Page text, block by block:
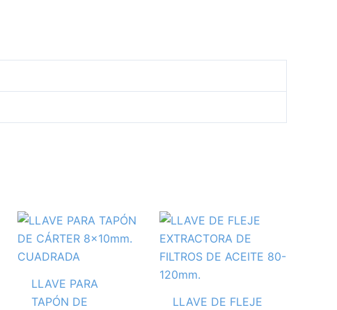
LLAVE PARA
TAPÓN DE
LLAVE DE FLEJE